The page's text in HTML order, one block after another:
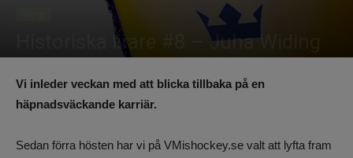
Historiska lirare #8 – Juha Widing
Vi inleder veckan med att blicka tillbaka på en
häpnadsväckande karriär.
Sedan förra hösten har vi på VMishockey.se valt att lyfta fram